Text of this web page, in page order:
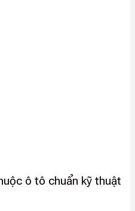
ô tô chuẩn kỹ thuật